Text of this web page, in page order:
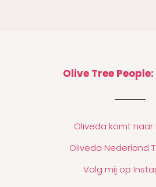
Olive Tree
Oliveda komt naar
Oliveda Nederland
Volg mij op